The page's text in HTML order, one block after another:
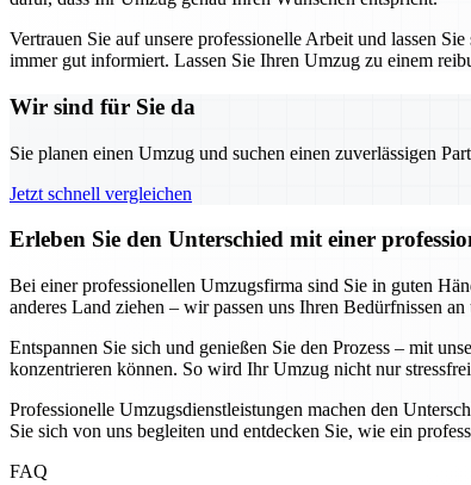
Vertrauen Sie auf unsere professionelle Arbeit und lassen
immer gut informiert. Lassen Sie Ihren Umzug zu einem
Wir sind für Sie da
Sie planen einen Umzug und suchen einen zuverlässigen
Jetzt schnell vergleichen
Erleben Sie den Unterschied mit einer
Bei einer professionellen Umzugsfirma sind Sie in guten
anderes Land ziehen – wir passen uns Ihren Bedürfnissen
Entspannen Sie sich und genießen Sie den Prozess – mit
konzentrieren können. So wird Ihr Umzug nicht nur
Professionelle Umzugsdienstleistungen machen den
Sie sich von uns begleiten und entdecken Sie, wie ein
FAQ